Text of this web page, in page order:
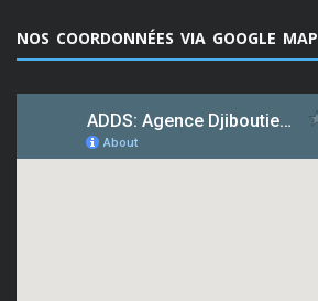
NOS COORDONNÉES VIA GOOGLE MAP